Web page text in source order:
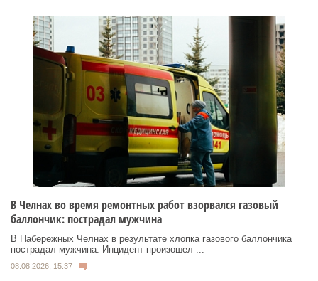
В Челнах во время ремонтных работ взорвался газовый
баллончик: пострадал мужчина
В Набережных Челнах в результате хлопка газового баллончика
пострадал мужчина. Инцидент произошел ...
08.08.2026, 15:37